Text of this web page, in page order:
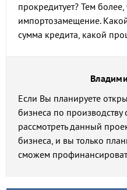
прокредитует? Тем
импортозамещение.
сумма кредита, какой
Если Вы планируете
бизнеса по
рассмотреть данный
бизнеса, и вы только
сможем